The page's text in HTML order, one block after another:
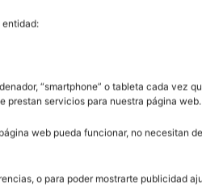
entidad:
“smartphone” o tableta cada vez
prestan servicios para nuestra página web.
web pueda funcionar, no necesitan
o para poder mostrarte publicidad